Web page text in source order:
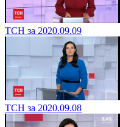
ТСН за 2020.09.09
ТСН за 2020.09.08